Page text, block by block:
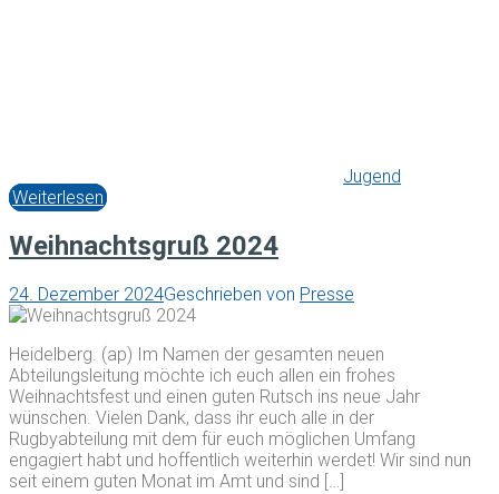
Jugend
Weiterlesen
Weihnachtsgruß 2024
24. Dezember 2024Geschrieben von Presse
Heidelberg. (ap) Im Namen der gesamten neuen
Abteilungsleitung möchte ich euch allen ein frohes
Weihnachtsfest und einen guten Rutsch ins neue Jahr
wünschen. Vielen Dank, dass ihr euch alle in der
Rugbyabteilung mit dem für euch möglichen Umfang
engagiert habt und hoffentlich weiterhin werdet! Wir sind nun
seit einem guten Monat im Amt und sind […]